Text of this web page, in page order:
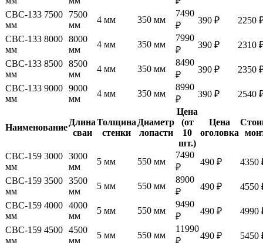
СВС-133 7500
мм
7500
мм
4 мм 350 мм
7490
₽
390 ₽
2250
СВС-133 8000
мм
8000
мм
4 мм 350 мм
7990
₽
390 ₽
2310
СВС-133 8500
мм
8500
мм
4 мм 350 мм
8490
₽
390 ₽
2350
СВС-133 9000
мм
9000
мм
4 мм 350 мм
8990
₽
390 ₽ 2540
Наименование
Длина
сваи
Толщина
стенки
Диаметр
лопасти
Цена
(от
10
шт.)
Цена
оголовка
СВС-159 3000
мм
3000
мм
5 мм 550 мм
7490
₽
490 ₽
4350
СВС-159 3500
мм
3500
мм
5 мм 550 мм
8900
₽
490 ₽
4550
СВС-159 4000
мм
4000
мм
5 мм 550 мм
9490
₽
490 ₽
4990
СВС-159 4500
мм
4500
мм
5 мм 550 мм
11990
490 ₽
5450